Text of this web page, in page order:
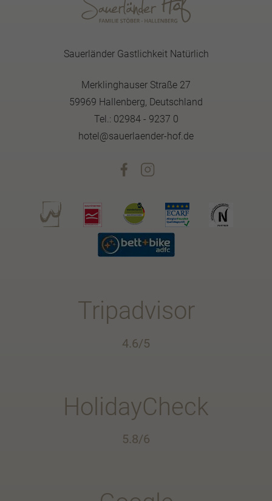
Sauerländer Gastlichkeit Natürlich
Merklinghauser Straße 27
59969 Hallenberg, Deutschland
Tel.: 02984 - 9237 0
hotel@sauerlaender-hof.de
Tripadvisor
4.6/5
HolidayCheck
5.8/6